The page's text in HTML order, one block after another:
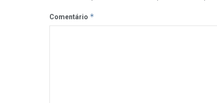
Comentário *